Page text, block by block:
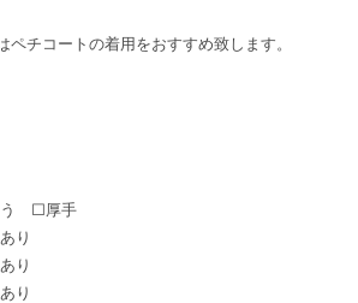
ペチコートの着用をおすすめ致します。
う □厚手
り
り
り